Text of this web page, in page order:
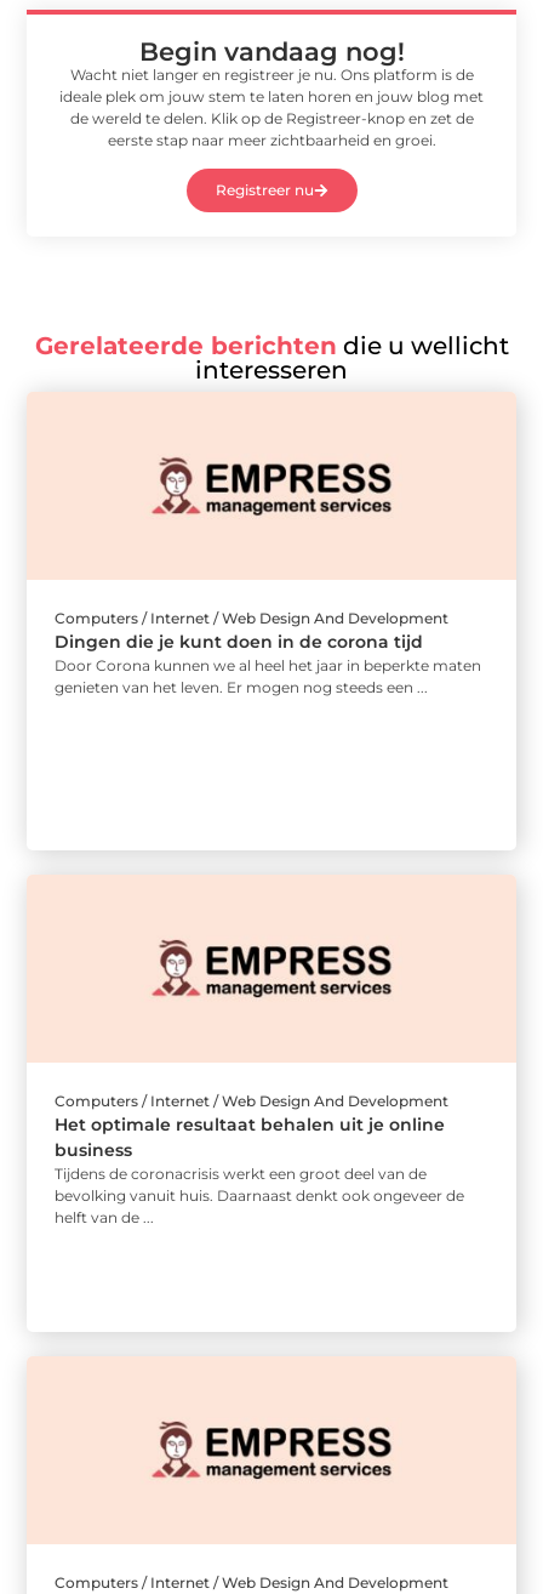
Begin vandaag nog!
Wacht niet langer en registreer je nu. Ons platform is de
ideale plek om jouw stem te laten horen en jouw blog met
de wereld te delen. Klik op de Registreer-knop en zet de
eerste stap naar meer zichtbaarheid en groei.
Registreer nu
Gerelateerde berichten die u wellicht
interesseren
Computers / Internet / Web Design And Development
Dingen die je kunt doen in de corona tijd
Door Corona kunnen we al heel het jaar in beperkte maten
genieten van het leven. Er mogen nog steeds een ...
Computers / Internet / Web Design And Development
Het optimale resultaat behalen uit je online
business
Tijdens de coronacrisis werkt een groot deel van de
bevolking vanuit huis. Daarnaast denkt ook ongeveer de
helft van de ...
Computers / Internet / Web Design And Development